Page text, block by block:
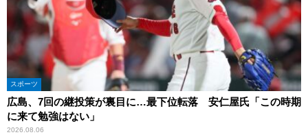
スポーツ
広島、7回の継投策が裏目に…最下位転落 安仁屋氏「この時期
に来て勉強はない」
2026.08.06